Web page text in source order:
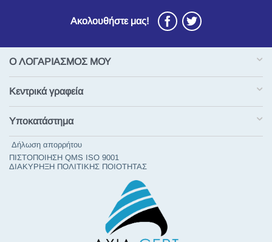
Ακολουθήστε μας!
Ο ΛΟΓΑΡΙΑΣΜΟΣ ΜΟΥ
Κεντρικά γραφεία
Υποκατάστημα
Δήλωση απορρήτου
ΠΙΣΤΟΠΟΙΗΣΗ QMS ISO 9001
ΔΙΑΚΥΡΗΞΗ ΠΟΛΙΤΙΚΗΣ ΠΟΙΟΤΗΤΑΣ